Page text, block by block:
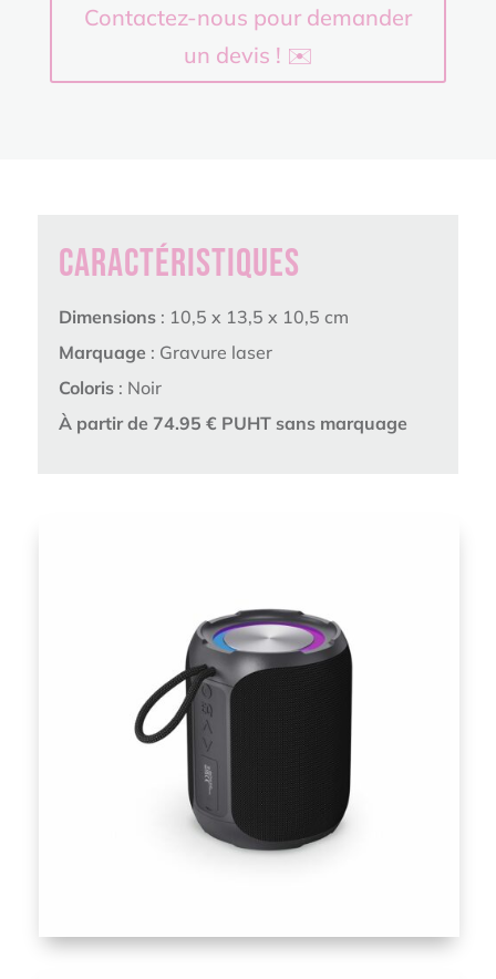
Contactez-nous pour demander
un devis ! ✉️
Caractéristiques
Dimensions : 10,5 x 13,5 x 10,5 cm
Marquage : Gravure laser
Coloris : Noir
À partir de 74.95 € PUHT sans marquage